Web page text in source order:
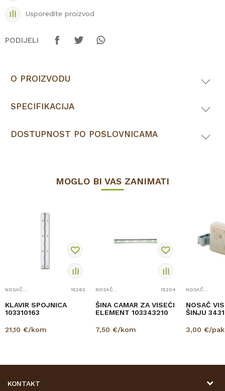
Usporedite proizvod
PODIJELI
O PROIZVODU
SPECIFIKACIJA
DOSTUPNOST PO POSLOVNICAMA
MOGLO BI VAS ZANIMATI
15262
KLAVIR SPOJNICA
103310163
21,10 €/kom
15204
ŠINA CAMAR ZA VISEĆI
ELEMENT 103343210
7,50 €/kom
NOSAČ
ŠINJU
3,00 €/pak
KONTAKT